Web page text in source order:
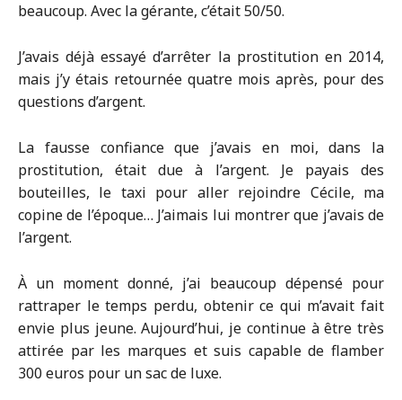
beaucoup. Avec la gérante, c’était 50/50.
J’avais déjà essayé d’arrêter la prostitution en 2014,
mais j’y étais retournée quatre mois après, pour des
questions d’argent.
La fausse confiance que j’avais en moi, dans la
prostitution, était due à l’argent. Je payais des
bouteilles, le taxi pour aller rejoindre Cécile, ma
copine de l’époque… J’aimais lui montrer que j’avais de
l’argent.
À un moment donné, j’ai beaucoup dépensé pour
rattraper le temps perdu, obtenir ce qui m’avait fait
envie plus jeune. Aujourd’hui, je continue à être très
attirée par les marques et suis capable de flamber
300 euros pour un sac de luxe.